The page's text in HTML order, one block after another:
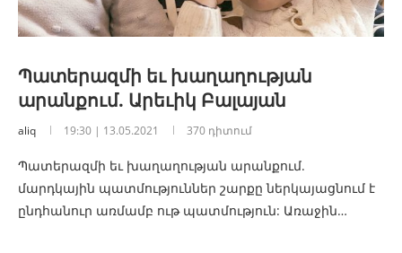
Պատերազմի եւ խաղաղության
արանքում. Արեւիկ Բալայան
aliq 19:30 | 13.05.2021 370 դիտում
Պատերազմի եւ խաղաղության արանքում.
մարդկային պատմություններ շարքը ներկայացնում է
ընդհանուր առմամբ ութ պատմություն: Առաջին…